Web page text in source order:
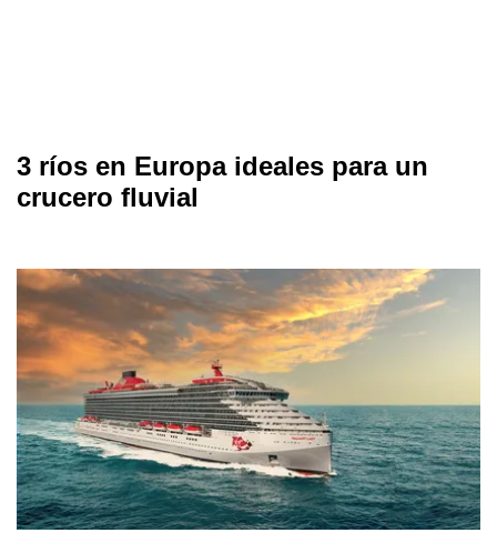
3 ríos en Europa ideales para un
crucero fluvial